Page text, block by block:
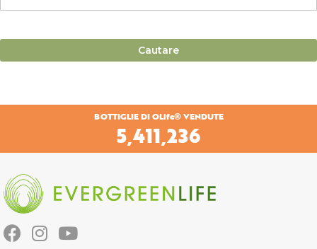
Cautare
BOTTIGLIE DI OLife® VENDUTE
5,607,838